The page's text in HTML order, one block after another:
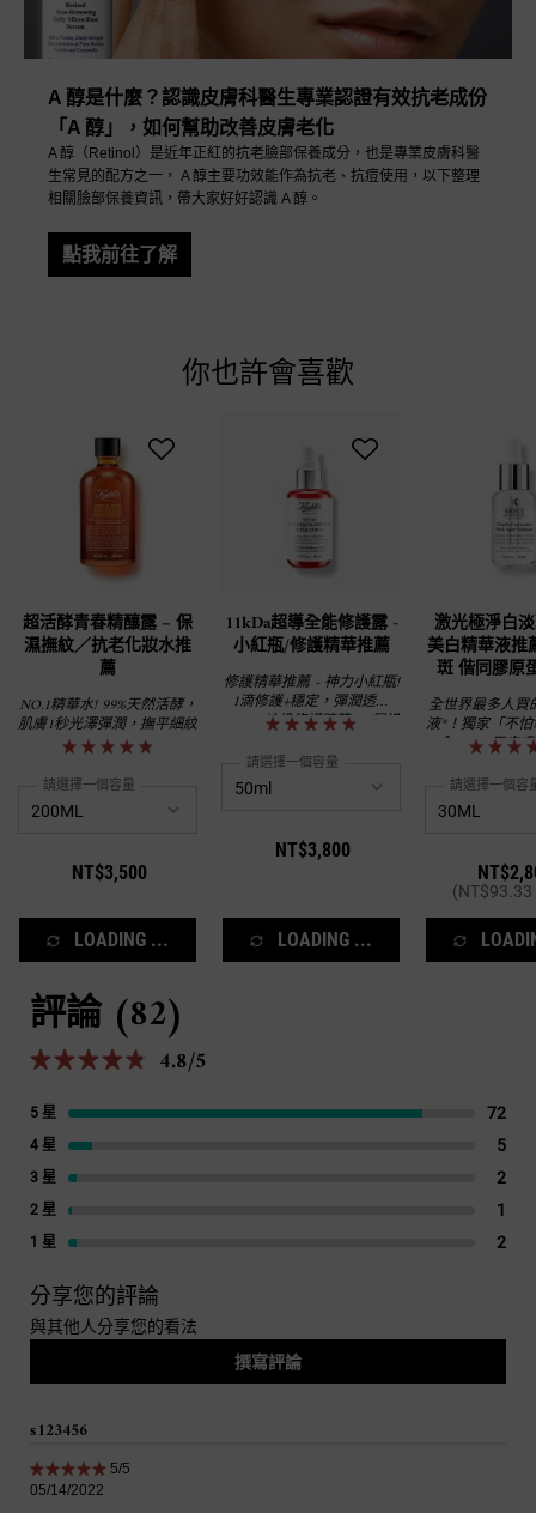
A 醇是什麼？認識皮膚科醫生專業認證有效抗老成份
「A 醇」，如何幫助改善皮膚老化
A 醇（Retinol）是近年正紅的抗老臉部保養成分，也是專業皮膚科醫
生常見的配方之一， A 醇主要功效能作為抗老、抗痘使用，以下整理
相關臉部保養資訊，帶大家好好認識 A 醇。
點我前往了解
你也許會喜歡
超活酵青春精釀露 – 保
濕撫紋／抗老化妝水推
薦
NO.1精華水! 99%天然活酵，
肌膚1秒光澤彈潤，撫平細紋
請選擇一個容量
NT$3,500
LOADING ...
11kDa超導全能修護露 -
小紅瓶/修護精華推薦
修護精華推薦 - 神力小紅瓶!
1滴修護+穩定，彈潤透亮
200%! 神級修護精華 - 8層滲
解決!
請選擇一個容量
NT$3,800
LOADING ...
激光極淨白
美白精華液推
斑 偕同膠原
全世界最多人買
液*！獨家「不
命C」，用皮
白、偕同膠原
請選擇一個容
評論 (82)
4.8 out of 5 stars. 4.8/5
5 星 72
4 星 5
3 星 2
2 星 1
1 星 2
分享您的評論
與其他人分享您的看法
撰寫評論
s123456
5 out of 5 stars.
5/5
05/14/2022